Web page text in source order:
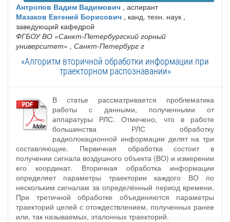
Антропов Вадим Вадимович , аспирант
Мазаков Евгений Борисович , канд. техн. наук ,
заведующий кафедрой
ФГБОУ ВО «Санкт-Петербургский горный
университет» , Санкт-Петербург г
«Алгоритм вторичной обработки информации при
траекторном распознавании»
В статье рассматривается проблематика
работы с данными, полученными от
аппаратуры РЛС. Отмечено, что в работе
большинства РЛС обработку
радиолокационной информации делят на три
составляющие. Первичная обработка состоит в
получении сигнала воздушного объекта (ВО) и измерении
его координат. Вторичная обработка информации
определяет параметры траектории каждого ВО по
нескольким сигналам за определённый период времени.
При третичной обработке объединяются параметры
траекторий целей с отождествлением, полученных ранее
или, так называемых, эталонных траекторий.